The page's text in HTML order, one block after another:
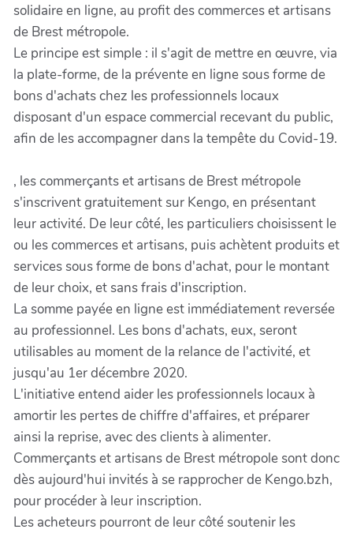
solidaire en ligne, au profit des commerces et artisans
de Brest métropole.
Le principe est simple : il s'agit de mettre en œuvre, via
la plate-forme, de la prévente en ligne sous forme de
bons d'achats chez les professionnels locaux
disposant d'un espace commercial recevant du public,
afin de les accompagner dans la tempête du Covid-19.
, les commerçants et artisans de Brest métropole
s'inscrivent gratuitement sur Kengo, en présentant
leur activité. De leur côté, les particuliers choisissent le
ou les commerces et artisans, puis achètent produits et
services sous forme de bons d'achat, pour le montant
de leur choix, et sans frais d'inscription.
La somme payée en ligne est immédiatement reversée
au professionnel. Les bons d'achats, eux, seront
utilisables au moment de la relance de l'activité, et
jusqu'au 1er décembre 2020.
L'initiative entend aider les professionnels locaux à
amortir les pertes de chiffre d'affaires, et préparer
ainsi la reprise, avec des clients à alimenter.
Commerçants et artisans de Brest métropole sont donc
dès aujourd'hui invités à se rapprocher de Kengo.bzh,
pour procéder à leur inscription.
Les acheteurs pourront de leur côté soutenir les